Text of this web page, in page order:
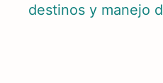
destinos y manejo